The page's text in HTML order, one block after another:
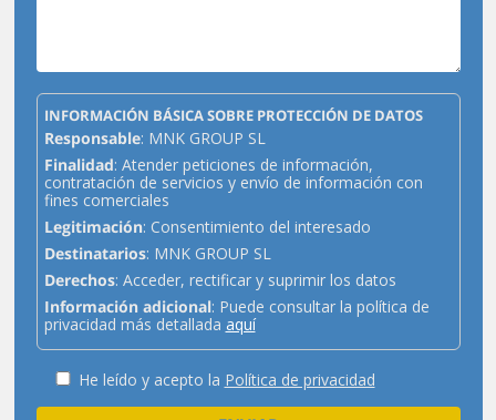
INFORMACIÓN BÁSICA SOBRE PROTECCIÓN DE DATOS
Responsable: MNK GROUP SL
Finalidad: Atender peticiones de información,
contratación de servicios y envío de información con
fines comerciales
Legitimación: Consentimiento del interesado
Destinatarios: MNK GROUP SL
Derechos: Acceder, rectificar y suprimir los datos
Información adicional: Puede consultar la política de
privacidad más detallada aquí
He leído y acepto la Política de privacidad